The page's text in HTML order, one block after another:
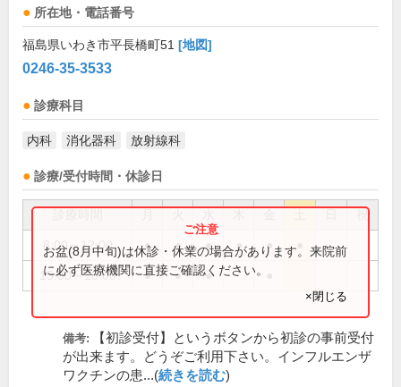
所在地・電話番号
福島県いわき市平長橋町51 [地図]
0246-35-3533
診療科目
内科 消化器科 放射線科
診療/受付時間・休診日
祝
8:00～12:00 ● ● ● ● ●
15:00～18:00 ● ● ●
お盆(8月中旬)は休診・休業の場合があります。来院前
に必ず医療機関に直接ご確認ください。
×閉じる
備考:
【初診受付】というボタンから初診の事前受付
が出来ます。どうぞご利用下さい。インフルエンザ
ワクチンの患...(続きを読む)